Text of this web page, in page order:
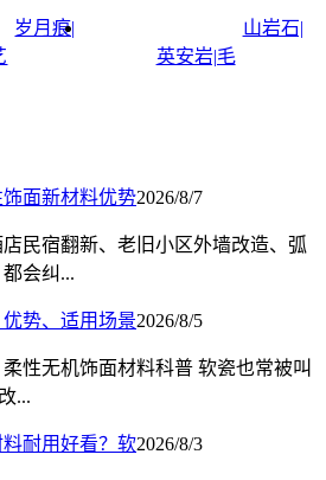
岁月痕|
山岩石|
英安岩|毛
面新材料优势2026/8/7
民宿翻新、老旧小区外墙改造、弧
会纠...
势、适用场景2026/8/5
性无机饰面材料科普 软瓷也常被叫
...
耐用好看？软2026/8/3